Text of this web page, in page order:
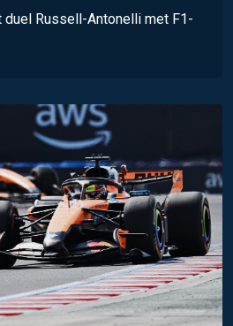
duel Russell-Antonelli met F1-